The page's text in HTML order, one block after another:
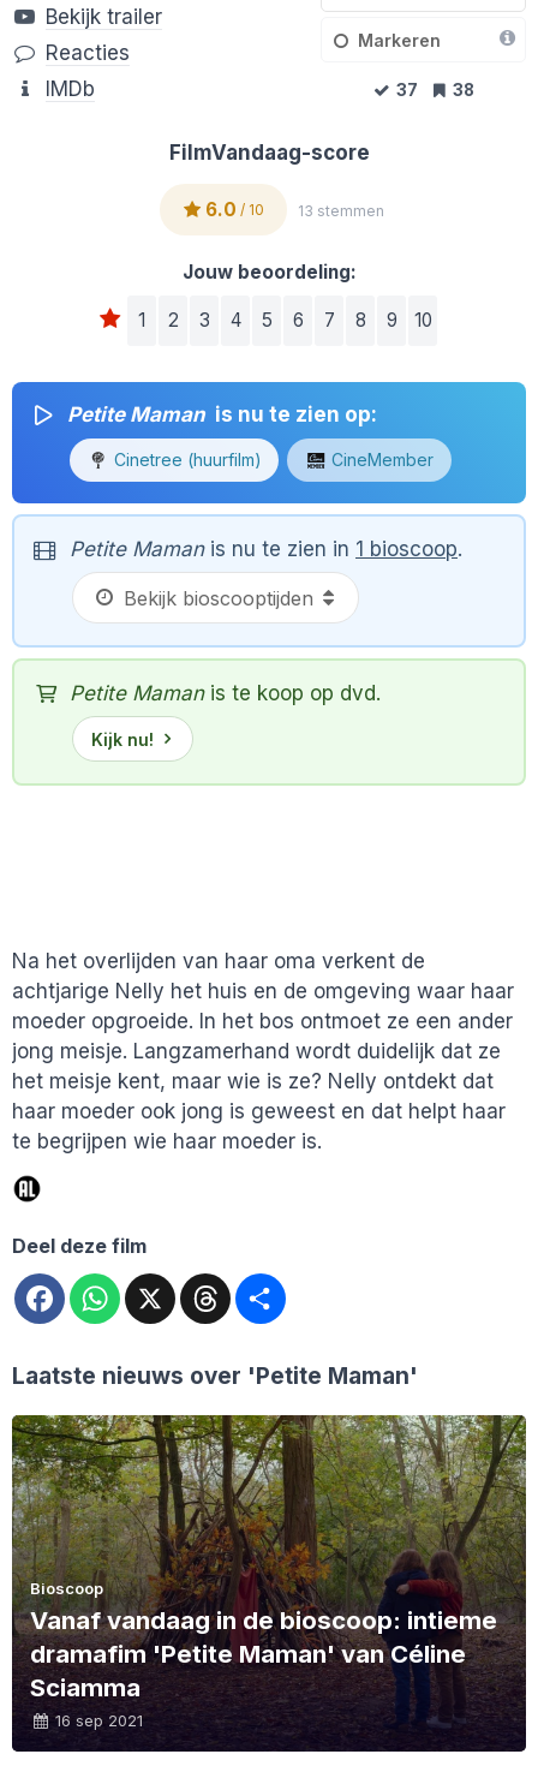
Markeren
37 38
Bekijk trailer
Reacties
IMDb
FilmVandaag-score
6.0 / 10 13 stemmen
Jouw beoordeling:
1 2 3 4 5 6 7 8 9 10
Petite Maman is nu te zien op:
Cinetree (huurfilm) CineMember
Petite Mamanis nu te zien in 1 bioscoop.
Petite Mamanis te koop op dvd.
Kijk nu!
Na het overlijden van haar oma verkent de
achtjarige Nelly het huis en de omgeving waar haar
moeder opgroeide. In het bos ontmoet ze een ander
jong meisje. Langzamerhand wordt duidelijk dat ze
het meisje kent, maar wie is ze? Nelly ontdekt dat
haar moeder ook jong is geweest en dat helpt haar
te begrijpen wie haar moeder is.
Deel deze film
FacebookWhatsApp
X Threads
Laatste nieuws over 'Petite Maman'
Bioscoop
Vanaf vandaag in de bioscoop: intieme
dramafim 'Petite Maman' van Céline
Sciamma
16 sep 2021